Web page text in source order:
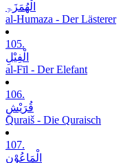
الْھُمَزَۃِ
al-Humaza - Der Lästerer
105.
الْفِیْلِ
al-Fīl - Der Elefant
106.
قُرَیْشٍ
Quraiš - Die Quraisch
107.
الْمَاعُوْنِ